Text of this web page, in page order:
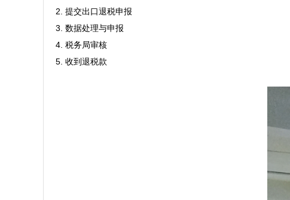
2. 提交出口退税申报
3. 数据处理与申报
4. 税务局审核
5. 收到退税款